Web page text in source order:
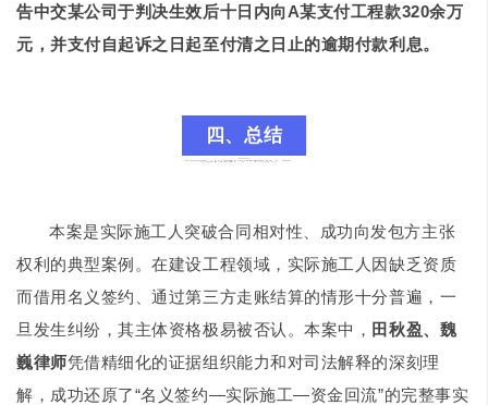
告中交某公司于判决生效后十日内向A某支付工程款320余万
元，并支付自起诉之日起至付清之日止的逾期付款利息。
四、总结
本案是实际施工人突破合同相对性、成功向发包方主张
权利的典型案例。在建设工程领域，实际施工人因缺乏资质
而借用名义签约、通过第三方走账结算的情形十分普遍，一
旦发生纠纷，其主体资格极易被否认。本案中， 田秋盈、魏
巍律师凭借精细化的证据组织能力和对司法解释的深刻理
解，成功还原了“名义签约—实际施工—资金回流”的完整事实